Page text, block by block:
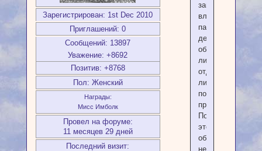
Зарегистрирован: 1st Dec 2010
Приглашений: 0
Сообщений: 13897
Уважение: +8692
Позитив: +8768
Пол: Женский
Награды:
Мисс Имболк
Провел на форуме:
11 месяцев 29 дней
Последний визит:
защитить
влюбленную
пару,
делается
обычно
либо
отдельно
либо
после
приворота.
Подделывать
этот
оберег
не